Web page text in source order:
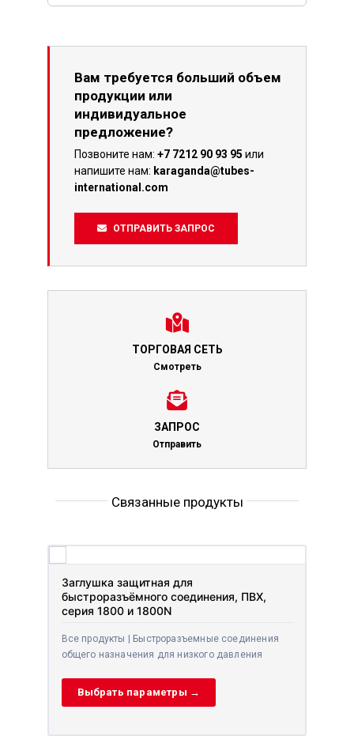
Вам требуется больший объем
продукции или
индивидуальное
предложение?
Позвоните нам: +7 7212 90 93 95 или
напишите нам: karaganda@tubes-
international.com
ОТПРАВИТЬ ЗАПРОС
ТОРГОВАЯ СЕТЬ
Смотреть
ЗАПРОС
Отправить
Связанные продукты
Заглушка защитная для
быстроразъёмного соединения, ПВХ,
серия 1800 и 1800N
Все продукты | Быстроразъемные соединения
общего назначения для низкого давления
Выбрать параметры →